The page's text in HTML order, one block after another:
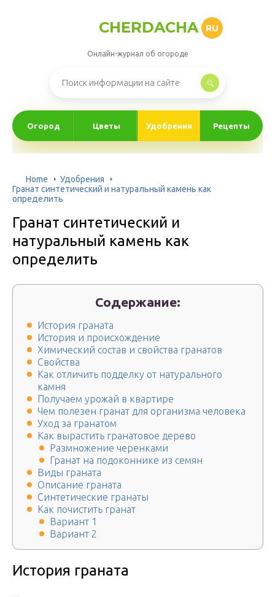
CHERDACHA RU
Онлайн-журнал об огороде
Огород Цветы Удобрения Рецепты
Home
Удобрения
Гранат синтетический и натуральный камень как
определить
Гранат синтетический и
натуральный камень как
определить
Содержание:
История граната
История и происхождение
Химический состав и свойства гранатов
Свойства
Как отличить подделку от натурального
камня
Получаем урожай в квартире
Чем полезен гранат для организма человека
Уход за гранатом
Как вырастить гранатовое дерево
Размножение черенками
Гранат на подоконнике из семян
Виды граната
Описание граната
Синтетические гранаты
Как почистить гранат
Вариант 1
Вариант 2
История граната